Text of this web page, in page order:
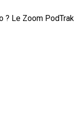
? Le Zoom PodTrak